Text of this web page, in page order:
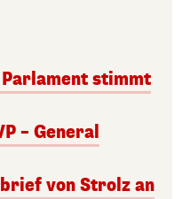
stimmt
– General
von Strolz an